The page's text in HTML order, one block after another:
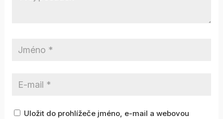
Uložit do prohlížeče jméno, e-mail a webovou